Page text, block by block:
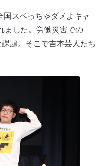
国スベっちゃダメよキャ
ました。労働災害での
題。そこで吉本芸人たち